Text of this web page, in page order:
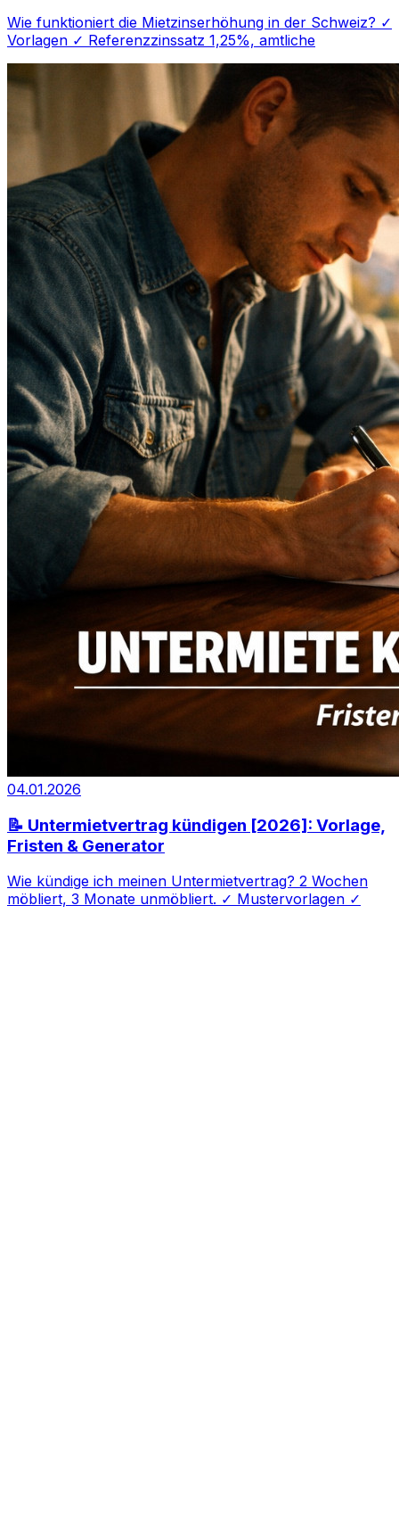
Wie funktioniert die Mietzinserhöhung in der Schweiz? ✓
Vorlagen ✓ Referenzzinssatz 1,25%, amtliche
04.01.2026
📝 Untermietvertrag kündigen [2026]: Vorlage,
Fristen & Generator
Wie kündige ich meinen Untermietvertrag? 2 Wochen
möbliert, 3 Monate unmöbliert. ✓ Mustervorlagen ✓